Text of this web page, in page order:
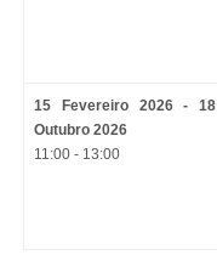
15 Fevereiro 2026 - 18
Outubro 2026
11:00 - 13:00